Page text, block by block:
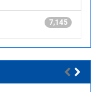
7,145